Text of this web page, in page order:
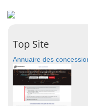
Top Site
Annuaire des